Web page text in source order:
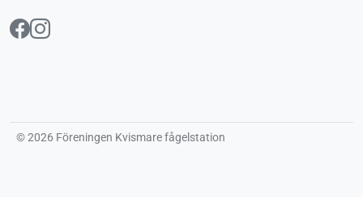
Följ oss på Facebook
Följ oss på Instagram
© 2026 Föreningen Kvismare fågelstation